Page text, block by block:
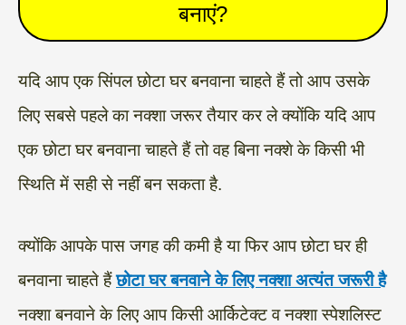
बनाएं?
यदि आप एक सिंपल छोटा घर बनवाना चाहते हैं तो आप उसके
लिए सबसे पहले का नक्शा जरूर तैयार कर ले क्योंकि यदि आप
एक छोटा घर बनवाना चाहते हैं तो वह बिना नक्शे के किसी भी
स्थिति में सही से नहीं बन सकता है.
क्योंकि आपके पास जगह की कमी है या फिर आप छोटा घर ही
बनवाना चाहते हैंछोटा घर बनवाने के लिए नक्शा अत्यंत जरूरी है
नक्शा बनवाने के लिए आप किसी आर्किटेक्ट व नक्शा स्पेशलिस्ट